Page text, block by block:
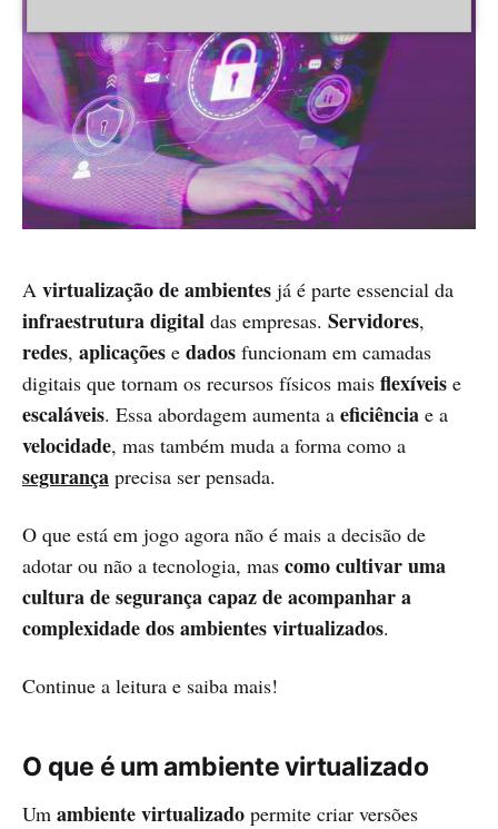
A virtualizaçãode ambientes já é parte essencial da
infraestrutura digital das empresas. Servidores,
redes, aplicações e dados funcionam em camadas
digitais que tornam os recursos físicos mais flexíveis e
escaláveis. Essa abordagem aumenta a eficiência e a
velocidade, mas também muda a forma como a
segurança precisa ser pensada.
O que está em jogo agora não é mais a decisão de
adotar ou não a tecnologia, mas como cultivar uma
cultura de segurança capaz de acompanhar a
complexidade dos ambientes virtualizados.
Continue a leitura e saiba mais!
O que é um ambiente virtualizado
Um ambiente virtualizado permite criar versões